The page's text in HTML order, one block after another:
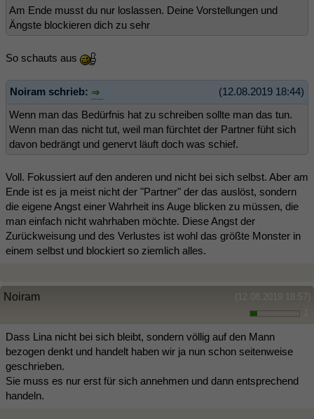
Am Ende musst du nur loslassen. Deine Vorstellungen und
Ängste blockieren dich zu sehr
So schauts aus
(12.08.2019 18:44)
Noiram schrieb:
Wenn man das Bedürfnis hat zu schreiben sollte man das tun.
Wenn man das nicht tut, weil man fürchtet der Partner füht sich
davon bedrängt und genervt läuft doch was schief.
Voll. Fokussiert auf den anderen und nicht bei sich selbst. Aber am
Ende ist es ja meist nicht der "Partner" der das auslöst, sondern
die eigene Angst einer Wahrheit ins Auge blicken zu müssen, die
man einfach nicht wahrhaben möchte. Diese Angst der
Zurückweisung und des Verlustes ist wohl das größte Monster in
einem selbst und blockiert so ziemlich alles.
(12.08.2019 18:57)
Noiram
Dass Lina nicht bei sich bleibt, sondern völlig auf den Mann
bezogen denkt und handelt haben wir ja nun schon seitenweise
geschrieben.
Sie muss es nur erst für sich annehmen und dann entsprechend
handeln.